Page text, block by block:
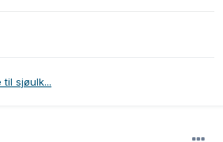
sjøulk...